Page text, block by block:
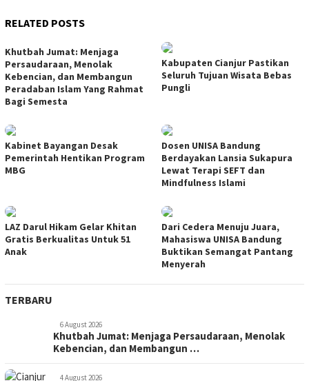
RELATED POSTS
Khutbah Jumat: Menjaga
Persaudaraan, Menolak
Kebencian, dan Membangun
Peradaban Islam Yang Rahmat
Bagi Semesta
Kabupaten Cianjur Pastikan
Seluruh Tujuan Wisata Bebas
Pungli
Kabinet Bayangan Desak
Pemerintah Hentikan Program
MBG
Dosen UNISA Bandung
Berdayakan Lansia Sukapura
Lewat Terapi SEFT dan
Mindfulness Islami
LAZ Darul Hikam Gelar Khitan
Gratis Berkualitas Untuk 51
Anak
Dari Cedera Menuju Juara,
Mahasiswa UNISA Bandung
Buktikan Semangat Pantang
Menyerah
TERBARU
6 August 2026
Khutbah Jumat: Menjaga Persaudaraan, Menolak
Kebencian, dan Membangun …
4 August 2026